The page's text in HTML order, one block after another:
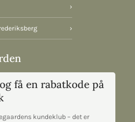
›
›
få en rabatkode på
kundeklub – det er